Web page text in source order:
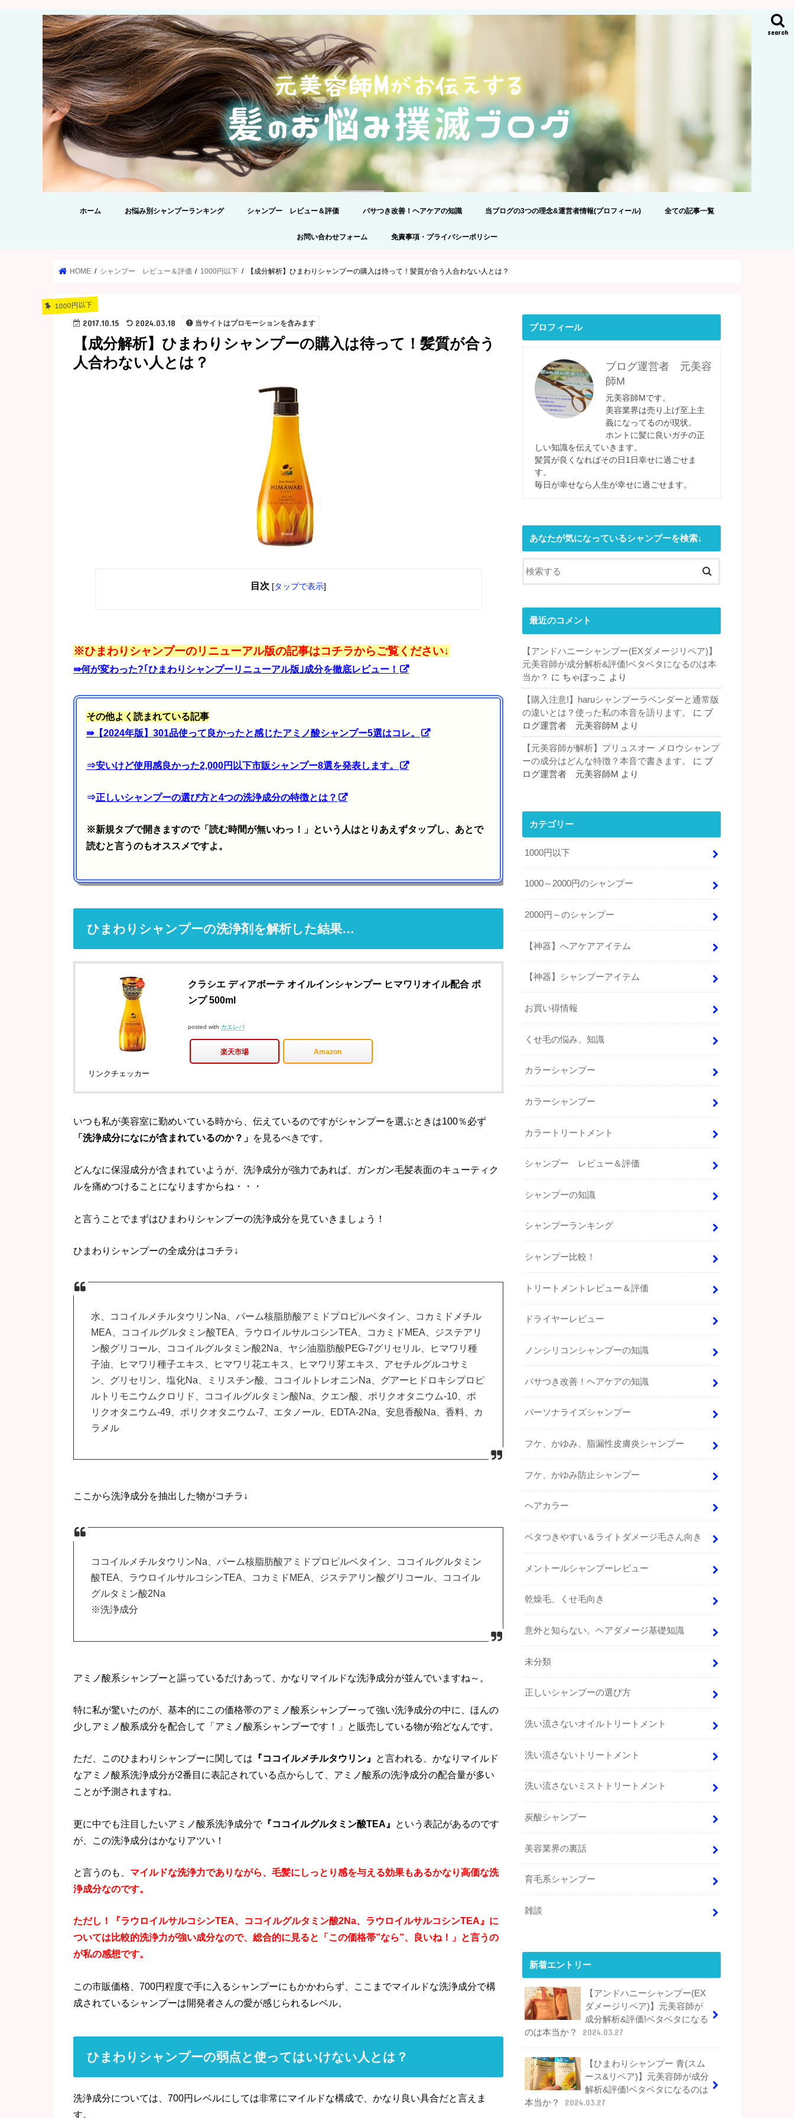
search
ホーム お悩み別シャンプーランキング シャンプー レビュー＆評価
【2024】髪のプロが301品解析!アミノ
シャンプー比較！
パサつき改善！ヘアケアの知識
正しいシャンプーの選び方
当ブログの3つの理念&運営者情報(プロフィール)
プライバシーポリシー
コメントの際のおねがい
全ての記事一覧
お問い合わせフォーム 免責事項・プライバシーポリシー
HOME シャンプー レビュー＆評価 1000円以下 【成分解析】ひまわりシャンプーの購入は待って！髪質が合う人合わない人とは？
1000円以下
2017.10.15 2024.03.18 当サイトはプロモーションを含みます
【成分解析】ひまわりシャンプーの購入は待って！髪質が合う
人合わない人とは？
目次 [タップで表示]
※ひまわりシャンプーのリニューアル版の記事はコチラからご覧ください↓
⇛何が変わった?｢ひまわりシャンプーリニューアル版｣成分を徹底レビュー！
その他よく読まれている記事
⇛【2024年版】301品使って良かったと感じたアミノ酸シャンプー5選はコレ。
⇒安いけど使用感良かった2,000円以下市販シャンプー8選を発表します。
⇒正しいシャンプーの選び方と4つの洗浄成分の特徴とは？
※新規タブで開きますので「読む時間が無いわっ！」という人はとりあえずタップし、あとで
読むと言うのもオススメですよ。
ひまわりシャンプーの洗浄剤を解析した結果…
クラシエ ディアボーテ オイルインシャンプー ヒマワリオイル配合 ポ
ンプ 500ml
posted with カエレバ
楽天市場 Amazon
リンクチェッカー
いつも私が美容室に勤めいている時から、伝えているのですがシャンプーを選ぶときは100％必ず
「洗浄成分になにが含まれているのか？」 を見るべきです。
どんなに保湿成分が含まれていようが、洗浄成分が強力であれば、ガンガン毛髪表面のキューティク
ルを痛めつけることになりますからね・・・
と言うことでまずはひまわりシャンプーの洗浄成分を見ていきましょう！
ひまわりシャンプーの全成分はコチラ↓
水、ココイルメチルタウリンNa、パーム核脂肪酸アミドプロピルベタイン、コカミドメチル
MEA、ココイルグルタミン酸TEA、ラウロイルサルコシンTEA、コカミドMEA、ジステアリ
ン酸グリコール、ココイルグルタミン酸2Na、ヤシ油脂肪酸PEG-7グリセリル、ヒマワリ種
子油、ヒマワリ種子エキス、ヒマワリ花エキス、ヒマワリ芽エキス、アセチルグルコサミ
ン、グリセリン、塩化Na、ミリスチン酸、ココイルトレオニンNa、グアーヒドロキシプロピ
ルトリモニウムクロリド、ココイルグルタミン酸Na、クエン酸、ポリクオタニウム-10、ポ
リクオタニウム-49、ポリクオタニウム-7、エタノール、EDTA-2Na、安息香酸Na、香料、カ
ラメル
ここから洗浄成分を抽出した物がコチラ↓
ココイルメチルタウリンNa、パーム核脂肪酸アミドプロピルベタイン、ココイルグルタミン
酸TEA、ラウロイルサルコシンTEA、コカミドMEA、ジステアリン酸グリコール、ココイル
グルタミン酸2Na
※洗浄成分
アミノ酸系シャンプーと謳っているだけあって、かなりマイルドな洗浄成分が並んでいますね～。
特に私が驚いたのが、基本的にこの価格帯のアミノ酸系シャンプーって強い洗浄成分の中に、ほんの
少しアミノ酸系成分を配合して「アミノ酸系シャンプーです！」と販売している物が殆どなんです。
ただ、このひまわりシャンプーに関しては 『ココイルメチルタウリン』
と言われる、かなりマイルド
なアミノ酸系洗浄成分が2番目に表記されている点からして、アミノ酸系の洗浄成分の配合量が多い
ことが予測されますね。
更に中でも注目したいアミノ酸系洗浄成分で『ココイルグルタミン酸TEA』
という表記があるのです
が、この洗浄成分はかなりアツい！
と言うのも、 マイルドな洗浄力でありながら、毛髪にしっとり感を与える効果もあるかなり高価な洗
浄成分なのです。
ただし！『ラウロイルサルコシンTEA、ココイルグルタミン酸2Na、ラウロイルサルコシンTEA』に
ついては比較的洗浄力が強い成分なので、総合的に見ると「この価格帯”なら”、良いね！」と言うの
が私の感想です。
この市販価格、700円程度で手に入るシャンプーにもかかわらず、ここまでマイルドな洗浄成分で構
成されているシャンプーは開発者さんの愛が感じられるレベル。
ひまわりシャンプーの弱点と使ってはいけない人とは？
洗浄成分については、700円レベルにしては非常にマイルドな構成で、かなり良い具合だと言えま
す。
プロフィール
ブログ運営者 元美容
師M
元美容師Mです。
美容業界は売り上げ至上主
義になってるのが現状。
ホントに髪に良いガチの正
しい知識を伝えていきます。
髪質が良くなればその日1日幸せに過ごせま
す。
毎日が幸せなら人生が幸せに過ごせます。
あなたが気になっているシャンプーを検索↓
最近のコメント
【アンドハニーシャンプー(EXダメージリペア)】
元美容師が成分解析&評価!ベタベタになるのは本
当か？ に ちゃぼっこ より
【購入注意!】haruシャンプーラベンダーと通常版
の違いとは？使った私の本音を語ります。
に ブ
ログ運営者 元美容師M より
【元美容師が解析】プリュスオー メロウシャンプ
ーの成分はどんな特徴？本音で書きます。
に ブ
ログ運営者 元美容師M より
カテゴリー
1000円以下
1000～2000円のシャンプー
2000円～のシャンプー
【神器】へアケアアイテム
【神器】シャンプーアイテム
お買い得情報
くせ毛の悩み、知識
カラーシャンプー
カラーシャンプー
カラートリートメント
シャンプー レビュー＆評価
シャンプーの知識
シャンプーランキング
シャンプー比較！
トリートメントレビュー＆評価
ドライヤーレビュー
ノンシリコンシャンプーの知識
パサつき改善！ヘアケアの知識
パーソナライズシャンプー
フケ、かゆみ、脂漏性皮膚炎シャンプー
フケ、かゆみ防止シャンプー
ヘアカラー
ベタつきやすい＆ライトダメージ毛さん向き
メントールシャンプーレビュー
乾燥毛、くせ毛向き
意外と知らない。ヘアダメージ基礎知識
未分類
正しいシャンプーの選び方
洗い流さないオイルトリートメント
洗い流さないトリートメント
洗い流さないミストトリートメント
炭酸シャンプー
美容業界の裏話
育毛系シャンプー
雑談
新着エントリー
【アンドハニーシャンプー(EX
ダメージリペア)】元美容師が
成分解析&評価!ベタベタになる
のは本当か？
2024.03.27
【ひまわりシャンプー 青(スム
ース&リペア)】元美容師が成分
解析&評価!ベタベタになるのは
本当か？
2024.03.27